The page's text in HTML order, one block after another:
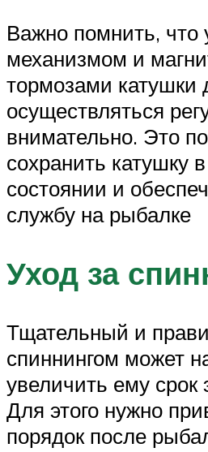
Важно помнить, что
механизмом и
тормозами катушки
осуществляться
внимательно. Это
сохранить катушку
состоянии и
службу на рыбалке
Уход за
Тщательный и
спиннингом может
увеличить ему срок
Для этого нужно
порядок после